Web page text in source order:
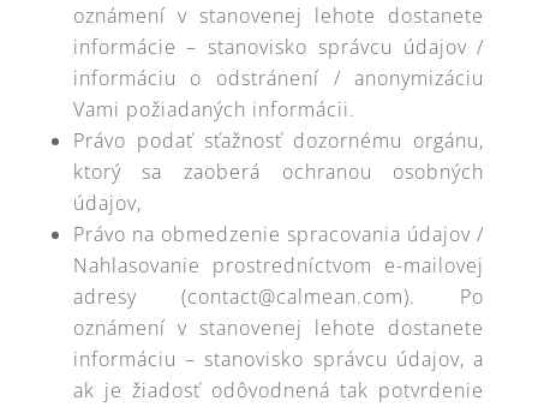
oznámení v stanovenej lehote dostanete
informácie – stanovisko správcu údajov /
informáciu o odstránení / anonymizáciu
Vami požiadaných informácii.
Právo podať sťažnosť dozornému orgánu,
ktorý sa zaoberá ochranou osobných
údajov,
Právo na obmedzenie spracovania údajov /
Nahlasovanie prostredníctvom e-mailovej
adresy (contact@calmean.com). Po
oznámení v stanovenej lehote dostanete
informáciu – stanovisko správcu údajov, a
ak je žiadosť odôvodnená tak potvrdenie